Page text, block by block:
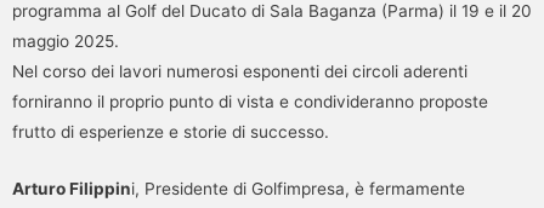
programma al Golf del Ducato di Sala Baganza (Parma) il 19 e il 20
maggio 2025.
Nel corso dei lavori numerosi esponenti dei circoli aderenti
forniranno il proprio punto di vista e condivideranno proposte
frutto di esperienze e storie di successo.
Arturo Filippini, Presidente di Golfimpresa, è fermamente